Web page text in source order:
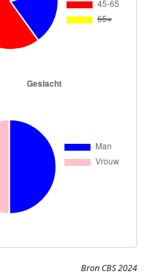
Bron CBS 2024